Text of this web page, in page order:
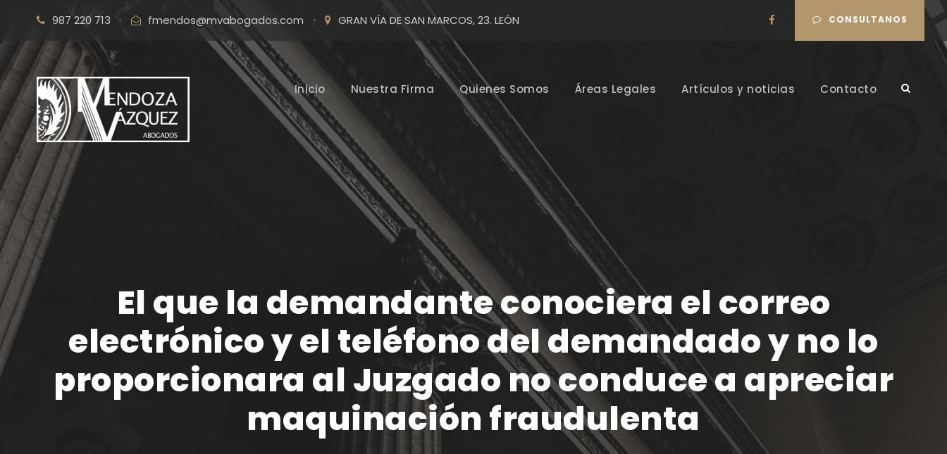
987 220 713 · fmendos@mvabogados.com · GRAN VÍA DE SAN MARCOS, 23. LEÓN CONSULTANOS
Inicio Nuestra Firma Quienes Somos Áreas Legales Artículos y noticias Contacto
El que la demandante conociera el correo
electrónico y el teléfono del demandado y no lo
proporcionara al Juzgado no conduce a apreciar
maquinación fraudulenta